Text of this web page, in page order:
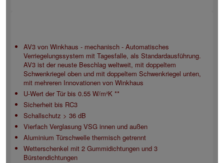
AV3 von Winkhaus - mechanisch - Automatisches
Verriegelungssystem mit Tagesfalle, als Standardausführung.
AV3 ist der neuste Beschlag weltweit, mit doppeltem
Schwenkriegel oben und mit doppeltem Schwenkriegel unten,
mit mehreren Innovationen von Winkhaus
U-Wert der Tür bis 0.55 W/m²K **
Sicherheit bis RC3
Schallschutz > 36 dB
Vierfach Verglasung VSG innen und außen
Aluminium Türschwelle thermisch getrennt
Wetterschenkel mit 2 Gummidichtungen und 3
Bürstendichtungen